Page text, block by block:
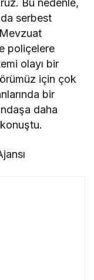
Bu nedenle,
serbest
poliçelere
olayı bir
için çok
bir
daha